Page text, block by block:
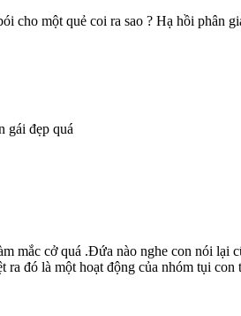
một quẻ coi ra sao ? Hạ hồi phân
đẹp quá
mắc cở quá .Đứa nào nghe con nói lại
đó là một hoạt động của nhóm tụi